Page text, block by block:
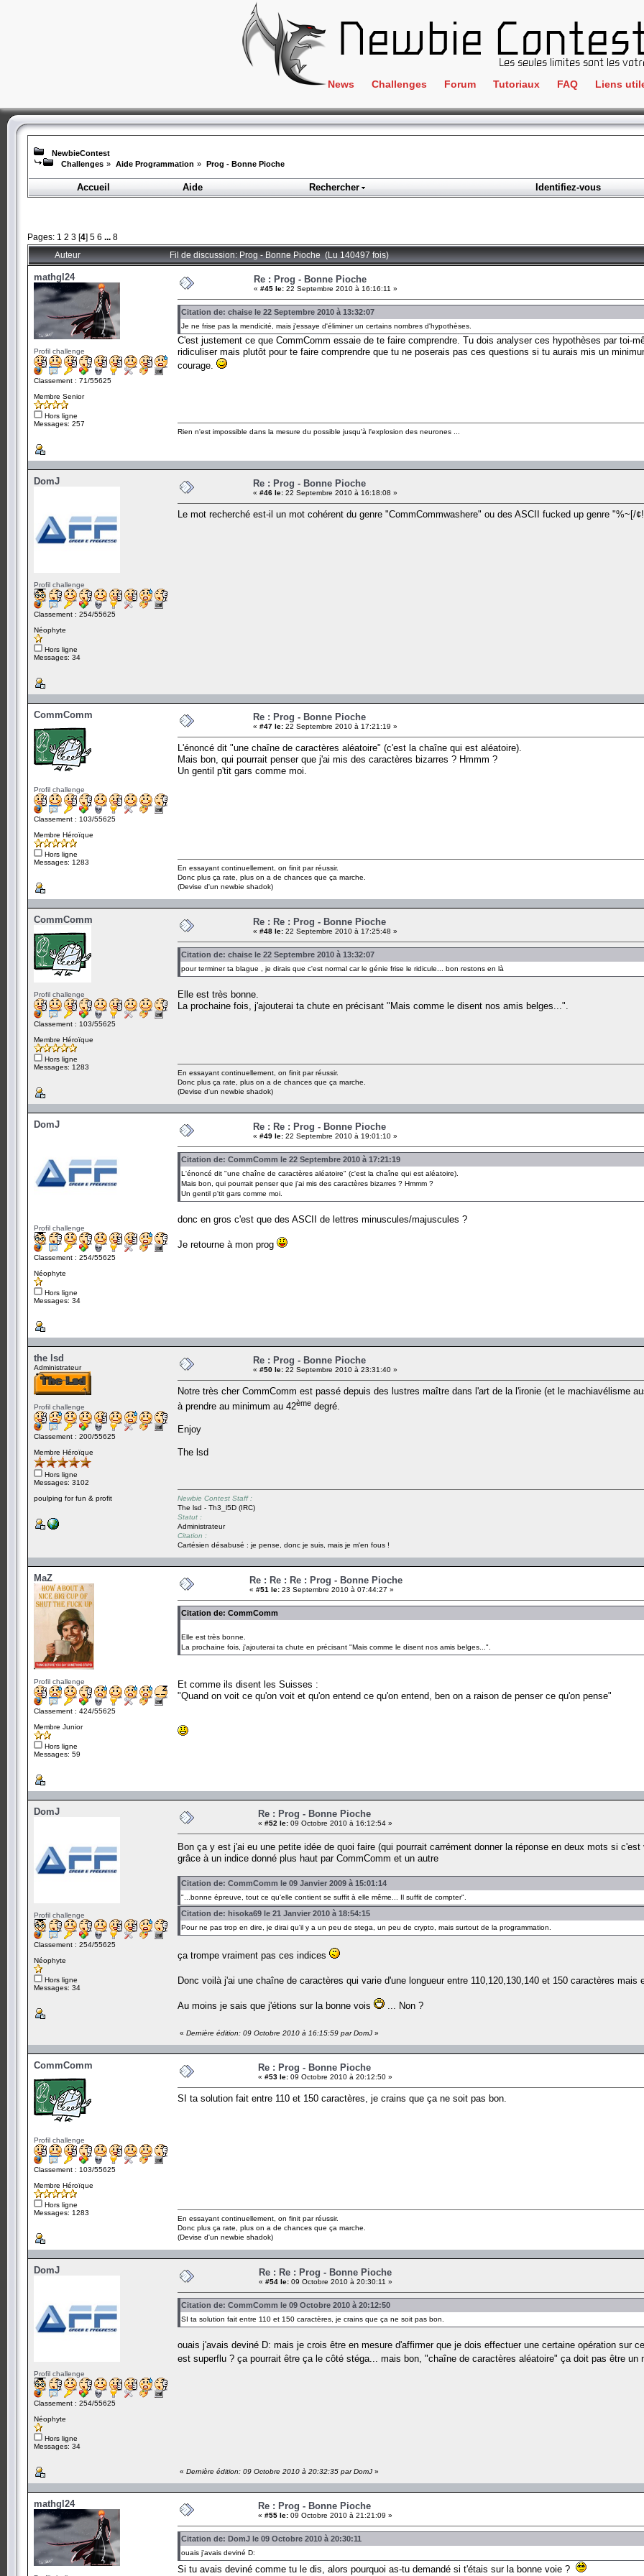
News Challenges
Crackme
ClientSide
Forensics
Programmation
Wargame
Tous les challenges
Forum Tutoriaux FAQ Liens
IRC
NewbieContest
Challenges » Aide Programmation » Prog - Bonne Pioche
Accueil
Aide Rechercher Identifiez-vous
Pages: 1 2 3 [4] 5 6 ... 8
Auteur Fil de discussion: Prog - Bonne Pioche (Lu 140497 fois)
mathgl24
Profil challenge
Classement : 71/55625
Membre Senior
Hors ligne
Messages: 257
Re : Prog - Bonne Pioche
« #45 le: 22 Septembre 2010 à 16:16:11 »
Citation de: chaise le 22 Septembre 2010 à 13:32:07
Je ne frise pas la mendicité, mais j'essaye d'éliminer un certains nombres d'hypothèses.
C'est justement ce que CommComm essaie de te faire comprendre. Tu dois analyser ces hypothèses par toi-
ridiculiser mais plutôt pour te faire comprendre que tu ne poserais pas ces questions si tu aurais mis un
courage.
Rien n'est impossible dans la mesure du possible jusqu'à l'explosion des neurones ...
DomJ
Profil challenge
Classement : 254/55625
Néophyte
Hors ligne
Messages: 34
Re : Prog - Bonne Pioche
« #46 le: 22 Septembre 2010 à 16:18:08 »
Le mot recherché est-il un mot cohérent du genre "CommCommwashere" ou des ASCII fucked up genre "%~[/
CommComm
Profil challenge
Classement : 103/55625
Membre Héroïque
Hors ligne
Messages: 1283
Re : Prog - Bonne Pioche
« #47 le: 22 Septembre 2010 à 17:21:19 »
L'énoncé dit "une chaîne de caractères aléatoire" (c'est la chaîne qui est aléatoire).
Mais bon, qui pourrait penser que j'ai mis des caractères bizarres ? Hmmm ?
Un gentil p'tit gars comme moi.
En essayant continuellement, on finit par réussir.
Donc plus ça rate, plus on a de chances que ça marche.
(Devise d'un newbie shadok)
CommComm
Profil challenge
Classement : 103/55625
Membre Héroïque
Hors ligne
Messages: 1283
Re : Re : Prog - Bonne Pioche
« #48 le: 22 Septembre 2010 à 17:25:48 »
Citation de: chaise le 22 Septembre 2010 à 13:32:07
pour terminer ta blague , je dirais que c'est normal car le génie frise le ridicule... bon restons en là
Elle est très bonne.
La prochaine fois, j'ajouterai ta chute en précisant "Mais comme le disent nos amis belges...".
En essayant continuellement, on finit par réussir.
Donc plus ça rate, plus on a de chances que ça marche.
(Devise d'un newbie shadok)
DomJ
Profil challenge
Classement : 254/55625
Néophyte
Hors ligne
Messages: 34
Re : Re : Prog - Bonne Pioche
« #49 le: 22 Septembre 2010 à 19:01:10 »
Citation de: CommComm le 22 Septembre 2010 à 17:21:19
L'énoncé dit "une chaîne de caractères aléatoire" (c'est la chaîne qui est aléatoire).
Mais bon, qui pourrait penser que j'ai mis des caractères bizarres ? Hmmm ?
Un gentil p'tit gars comme moi.
donc en gros c'est que des ASCII de lettres minuscules/majuscules ?
Je retourne à mon prog
the lsd
Administrateur
Profil challenge
Classement : 200/55625
Membre Héroïque
Hors ligne
Messages: 3102
poulping for fun & profit
Re : Prog - Bonne Pioche
« #50 le: 22 Septembre 2010 à 23:31:40 »
Notre très cher CommComm est passé depuis des lustres maître dans l'art de la l'ironie (et le machiavélisme
à prendre au minimum au 42ème degré.
Enjoy
The lsd
Newbie Contest Staff :
The lsd - Th3_l5D (IRC)
Statut :
Administrateur
Citation :
Cartésien désabusé : je pense, donc je suis, mais je m'en fous !
MaZ
Profil challenge
Classement : 424/55625
Membre Junior
Hors ligne
Messages: 59
Re : Re : Re : Prog - Bonne Pioche
« #51 le: 23 Septembre 2010 à 07:44:27 »
Citation de: CommComm
Elle est très bonne.
La prochaine fois, j'ajouterai ta chute en précisant "Mais comme le disent nos amis belges...".
Et comme ils disent les Suisses :
"Quand on voit ce qu'on voit et qu'on entend ce qu'on entend, ben on a raison de penser ce qu'on pense"
DomJ
Profil challenge
Classement : 254/55625
Néophyte
Hors ligne
Messages: 34
Re : Prog - Bonne Pioche
« #52 le: 09 Octobre 2010 à 16:12:54 »
Bon ça y est j'ai eu une petite idée de quoi faire (qui pourrait carrément donner la réponse en deux mots si c'est
grâce à un indice donné plus haut par CommComm et un autre
Citation de: CommComm le 09 Janvier 2009 à 15:01:14
"...bonne épreuve, tout ce qu'elle contient se suffit à elle même... Il suffit de compter".
Citation de: hisoka69 le 21 Janvier 2010 à 18:54:15
Pour ne pas trop en dire, je dirai qu'il y a un peu de stega, un peu de crypto, mais surtout de la programmation.
ça trompe vraiment pas ces indices
Donc voilà j'ai une chaîne de caractères qui varie d'une longueur entre 110,120,130,140 et 150 caractères mais
Au moins je sais que j'étions sur la bonne vois ... Non ?
« Dernière édition: 09 Octobre 2010 à 16:15:59 par DomJ »
CommComm
Profil challenge
Classement : 103/55625
Membre Héroïque
Hors ligne
Messages: 1283
Re : Prog - Bonne Pioche
« #53 le: 09 Octobre 2010 à 20:12:50 »
SI ta solution fait entre 110 et 150 caractères, je crains que ça ne soit pas bon.
En essayant continuellement, on finit par réussir.
Donc plus ça rate, plus on a de chances que ça marche.
(Devise d'un newbie shadok)
DomJ
Profil challenge
Classement : 254/55625
Néophyte
Hors ligne
Messages: 34
Re : Re : Prog - Bonne Pioche
« #54 le: 09 Octobre 2010 à 20:30:11 »
Citation de: CommComm le 09 Octobre 2010 à 20:12:50
SI ta solution fait entre 110 et 150 caractères, je crains que ça ne soit pas bon.
ouais j'avais deviné D: mais je crois être en mesure d'affirmer que je dois effectuer une certaine opération sur
est superflu ? ça pourrait être ça le côté stéga... mais bon, "chaîne de caractères aléatoire" ça doit pas être un
« Dernière édition: 09 Octobre 2010 à 20:32:35 par DomJ »
mathgl24 Re : Prog - Bonne Pioche
« #55 le: 09 Octobre 2010 à 21:21:09 »
Citation de: DomJ le 09 Octobre 2010 à 20:30:11
ouais j'avais deviné D:
Si tu avais deviné comme tu le dis, alors pourquoi as-tu demandé si t'étais sur la bonne voie ?